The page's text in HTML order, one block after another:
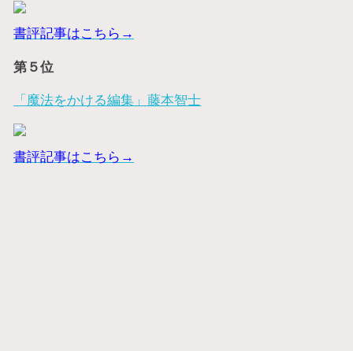
書評記事はこちら→
第５位
「魔法をかける編集」藤本智士
書評記事はこちら→